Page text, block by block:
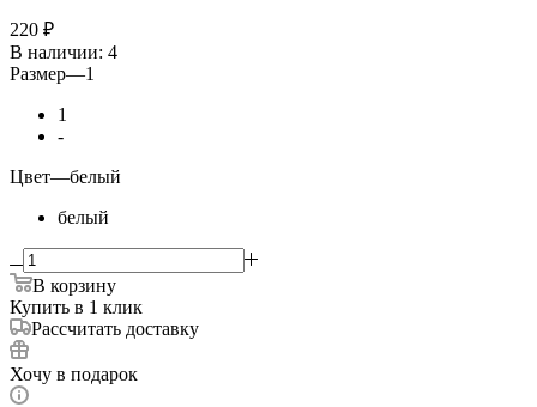
220 ₽
В наличии: 4
Размер—1
1
-
Цвет—белый
белый
В корзину
Купить в 1 клик
Рассчитать доставку
Хочу в подарок